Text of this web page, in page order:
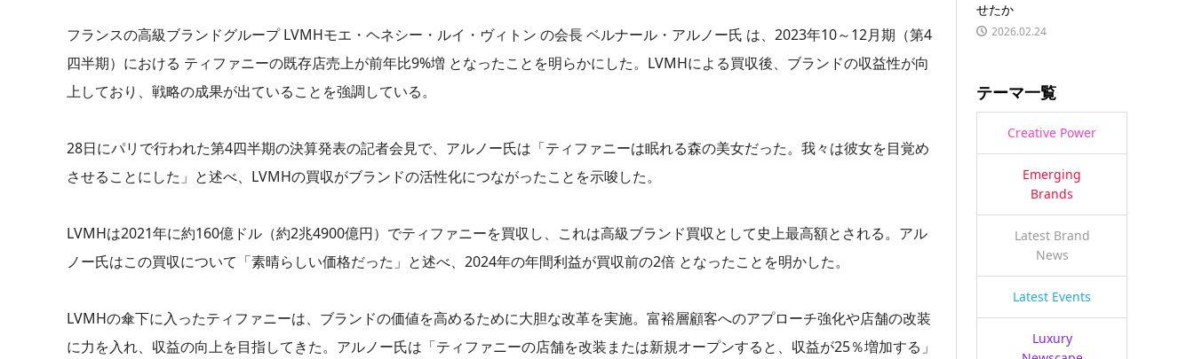
フランスの高級ブランドグループ LVMHモエ・ヘネシー・ルイ・ヴィトン の会長 ベルナール・アルノー氏 は、2023年10～12月期（第4
四半期）における ティファニーの既存店売上が前年比9%増 となったことを明らかにした。LVMHによる買収後、ブランドの収益性が向
上しており、戦略の成果が出ていることを強調している。
28日にパリで行われた第4四半期の決算発表の記者会見で、アルノー氏は「ティファニーは眠れる森の美女だった。我々は彼女を目覚め
させることにした」と述べ、LVMHの買収がブランドの活性化につながったことを示唆した。
LVMHは2021年に約160億ドル（約2兆4900億円）でティファニーを買収し、これは高級ブランド買収として史上最高額とされる。アル
ノー氏はこの買収について「素晴らしい価格だった」と述べ、2024年の年間利益が買収前の2倍 となったことを明かした。
LVMHの傘下に入ったティファニーは、ブランドの価値を高めるために大胆な改革を実施。富裕層顧客へのアプローチ強化や店舗の改装
に力を入れ、収益の向上を目指してきた。アルノー氏は「ティファニーの店舗を改装または新規オープンすると、収益が25％増加する」
せたか
2026.02.24
テーマ一覧
Creative Power
Emerging
Brands
Latest Brand
News
Latest Events
Luxury